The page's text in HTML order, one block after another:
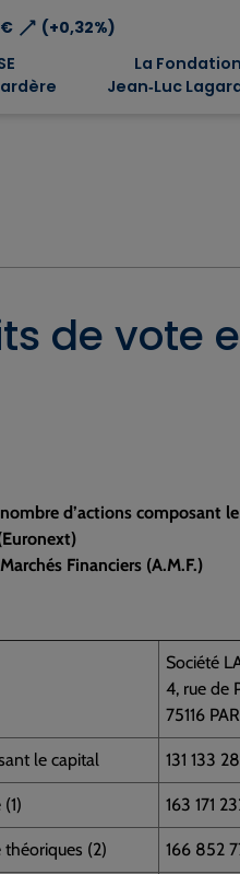
€⟶ (+0,32%)
La Fondation
Jean‑Luc
de vote
d’actions composant
Financiers (A.M.F.)
Société
4, rue de
75116
le capital 131 133
163 171
(2) 166 852